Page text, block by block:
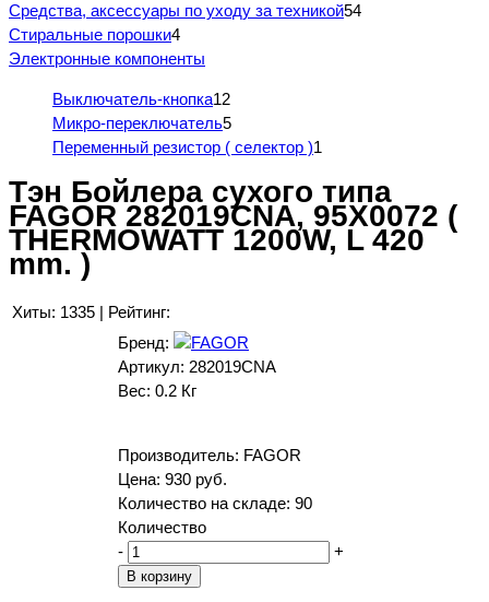
Средства, аксессуары по уходу за техникой54
Стиральные порошки4
Электронные компоненты
Выключатель-кнопка12
Микро-переключатель5
Переменный резистор ( селектор )1
Тэн Бойлера сухого типа
FAGOR 282019CNA, 95X0072 (
THERMOWATT 1200W, L 420
mm. )
Хиты: 1335 | Рейтинг:
Бренд:
Артикул: 282019CNA
Вес: 0.2 Кг
Производитель: FAGOR
Цена: 930 руб.
Количество на складе: 90
Количество
-
+